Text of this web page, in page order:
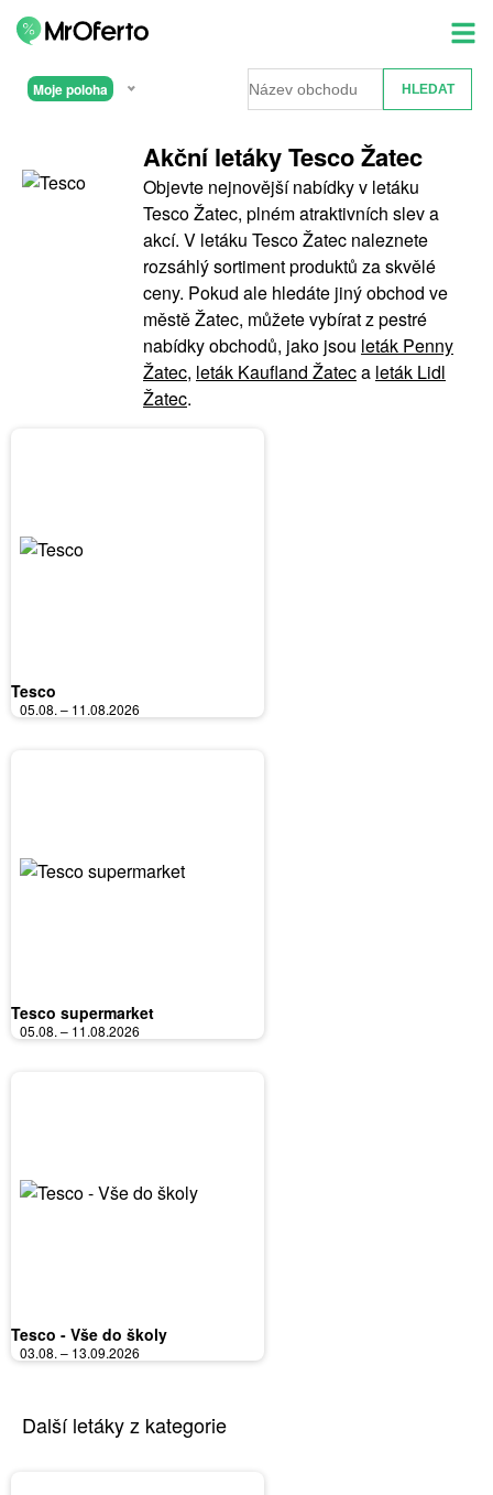
Moje poloha
Akční letáky Tesco Žatec
Objevte nejnovější nabídky v letáku
Tesco Žatec, plném atraktivních slev a
akcí. V letáku Tesco Žatec naleznete
rozsáhlý sortiment produktů za skvělé
ceny. Pokud ale hledáte jiný obchod ve
městě Žatec, můžete vybírat z pestré
nabídky obchodů, jako jsou leták Penny
Žatec, leták Kaufland Žateca leták Lidl
Žatec.
Tesco
05.08. – 11.08.2026
Tesco supermarket
05.08. – 11.08.2026
Tesco - Vše do školy
03.08. – 13.09.2026
Další letáky z kategorie